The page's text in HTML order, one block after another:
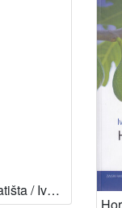
Graditelj svratišta / Ivan Aralica ; priredio Josip Pavičić